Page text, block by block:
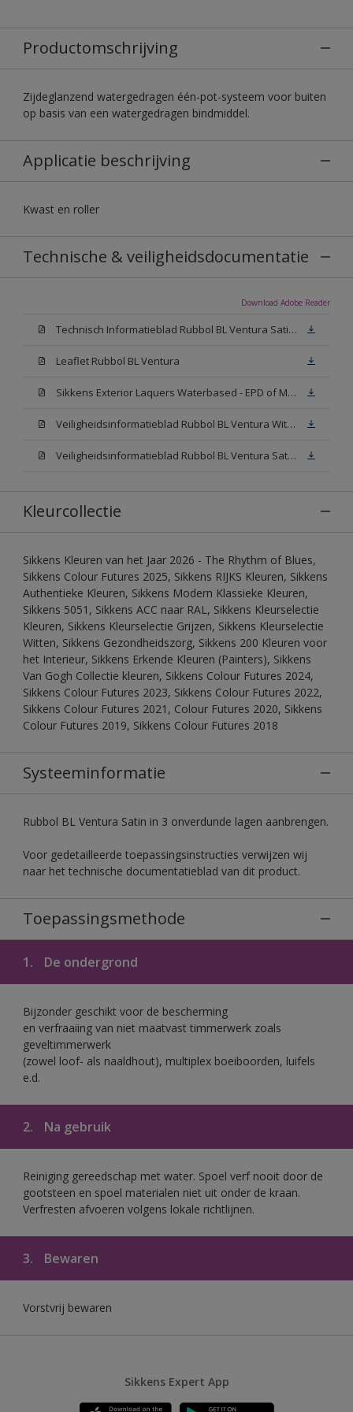
Productomschrijving
Zijdeglanzend watergedragen één-pot-systeem voor buiten
op basis van een watergedragen bindmiddel.
Applicatie beschrijving
Kwast en roller
Technische & veiligheidsdocumentatie
Download Adobe Reader
Technisch Informatieblad Rubbol BL Ventura Satin (PDF)
Leaflet Rubbol BL Ventura
Sikkens Exterior Laquers Waterbased - EPD of Milieuproductverklaring
Veiligheidsinformatieblad Rubbol BL Ventura Wit W05(MSDS)
Veiligheidsinformatieblad Rubbol BL Ventura Satin N00 (MSDS)
Kleurcollectie
Sikkens Kleuren van het Jaar 2026 - The Rhythm of Blues,
Sikkens Colour Futures 2025, Sikkens RIJKS Kleuren, Sikkens
Authentieke Kleuren, Sikkens Modern Klassieke Kleuren,
Sikkens 5051, Sikkens ACC naar RAL, Sikkens Kleurselectie
Kleuren, Sikkens Kleurselectie Grijzen, Sikkens Kleurselectie
Witten, Sikkens Gezondheidszorg, Sikkens 200 Kleuren voor
het Interieur, Sikkens Erkende Kleuren (Painters), Sikkens
Van Gogh Collectie kleuren, Sikkens Colour Futures 2024,
Sikkens Colour Futures 2023, Sikkens Colour Futures 2022,
Sikkens Colour Futures 2021, Colour Futures 2020, Sikkens
Colour Futures 2019, Sikkens Colour Futures 2018
Systeeminformatie
Rubbol BL Ventura Satin in 3 onverdunde lagen aanbrengen.
Voor gedetailleerde toepassingsinstructies verwijzen wij
naar het technische documentatieblad van dit product.
Toepassingsmethode
1. De ondergrond
Bijzonder geschikt voor de bescherming
en verfraaiing van niet maatvast timmerwerk zoals
geveltimmerwerk
(zowel loof- als naaldhout), multiplex boeiboorden, luifels
e.d.
2. Na gebruik
Reiniging gereedschap met water. Spoel verf nooit door de
gootsteen en spoel materialen niet uit onder de kraan.
Verfresten afvoeren volgens lokale richtlijnen.
3. Bewaren
Vorstvrij bewaren
Sikkens Expert App